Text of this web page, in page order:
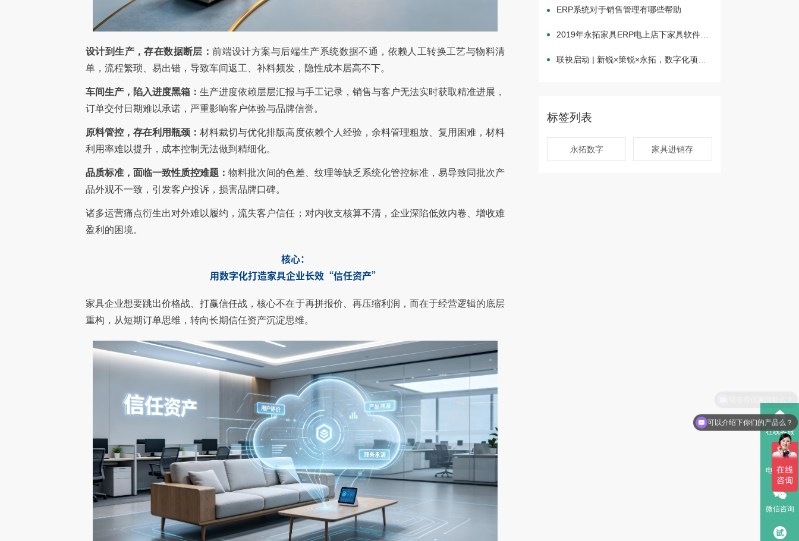
设计到生产，存在数据断层：前端设计方案与后端生产系统数据不通，依赖人工转换工艺与物料清
单，流程繁琐、易出错，导致车间返工、补料频发，隐性成本居高不下。
车间生产，陷入进度黑箱：生产进度依赖层层汇报与手工记录，销售与客户无法实时获取精准进展，
订单交付日期难以承诺，严重影响客户体验与品牌信誉。
原料管控，存在利用瓶颈：材料裁切与优化排版高度依赖个人经验，余料管理粗放、复用困难，材料
利用率难以提升，成本控制无法做到精细化。
品质标准，面临一致性质控难题：物料批次间的色差、纹理等缺乏系统化管控标准，易导致同批次产
品外观不一致，引发客户投诉，损害品牌口碑。
诸多运营痛点衍生出对外难以履约，流失客户信任；对内收支核算不清，企业深陷低效内卷、增收难
盈利的困境。
核心：
用数字化打造家具企业长效“信任资产”
家具企业想要跳出价格战、打赢信任战，核心不在于再拼报价、再压缩利润，而在于经营逻辑的底层
重构，从短期订单思维，转向长期信任资产沉淀思维。
ERP系统对于销售管理有哪些帮助
2019年永拓家具ERP电上店下家具软件举
联袂启动 | 新锐×策锐×永拓，数字化项目
标签列表
永拓数字 家具进销存
在线客服
电话咨询
微信咨询
可以介绍下你们的产品么？